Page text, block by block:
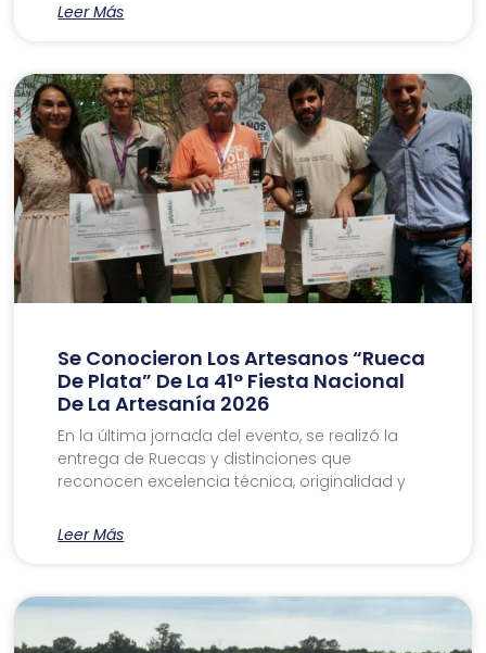
Leer Más
Se Conocieron Los Artesanos “Rueca
De Plata” De La 41° Fiesta Nacional
De La Artesanía 2026
En la última jornada del evento, se realizó la
entrega de Ruecas y distinciones que
reconocen excelencia técnica, originalidad y
Leer Más